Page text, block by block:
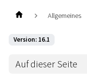
Allgemeines
Version: 16.1
Auf dieser Seite